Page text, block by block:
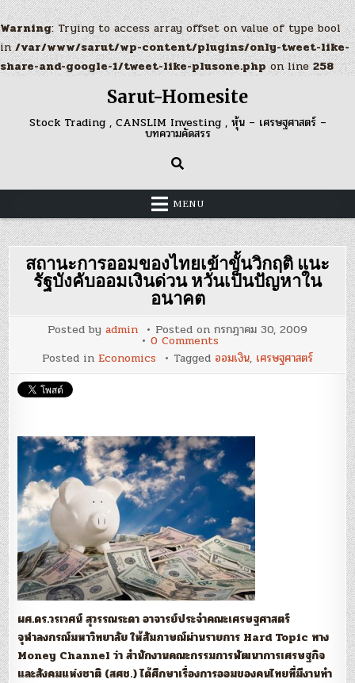
Warning: Trying to access array offset on value of type bool
in/var/www/sarut/wp-content/plugins/only-tweet-like-
share-and-google-1/tweet-like-plusone.phpon line258
content
Sarut-Homesite
Stock Trading , CANSLIM Investing , หุ้น – เศรษฐศาสตร์ –
บทความคัดสรร
MENU
สถานะการออมของไทยเข้าขั้นวิกฤติ แนะ
รัฐบังคับออมเงินด่วน หวั่นเป็นปัญหาใน
อนาคต
Posted by admin Posted on กรกฎาคม 30, 2009
0 Commentson
สถานะ
การ
ออม
แนะ
รัฐ
บังคับ
ออม
เงิน
เป็น
ปัญหา
ใน
อนาคต
Posted in Economics Tagged ออมเงิน, เศรษฐศาสตร์
ผศ.ดร.วรเวศน์ สุวรรณระดา อาจารย์ประจำคณะเศรษฐศาสตร์
จุฬาลงกรณ์มหาวิทยาลัย ให้สัมภาษณ์ผ่านรายการ Hard Topic ทาง
Money Channel ว่า สำนักงานคณะกรรมการพัฒนาการเศรษฐกิจ
และสังคมแห่งชาติ (สศช.) ได้ศึกษาเรื่องการออมของคนไทยที่มีงานทำ